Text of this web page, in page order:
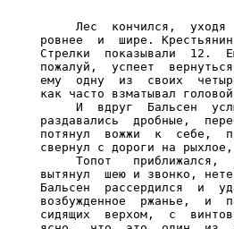
Лес  кончился,  уходя
ровнее  и  шире.
Стрелки  показывали  12.
пожалуй,  успеет
ему  одну  из  своих
как часто взматывал
И  вдруг  Бальсен
раздавались  дробные,
потянул  вожжи  к  себе,
свернул с дороги на
Топот   приближался,
вытянул  шею и звонко,
Бальсен  рассердился  и
возбужденное  ржанье,  и
сидящих  верхом,  с